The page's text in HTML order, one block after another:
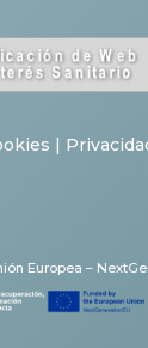
|
Europea –